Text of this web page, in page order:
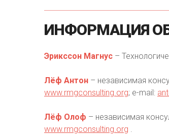
ИНФОРМАЦИЯ
Эрикссон Магнус –
Лёф Антон – независимая
www.rmgconsulting.org; e-mail:
Лёф Олоф – независимая
www.rmgconsulting.org .